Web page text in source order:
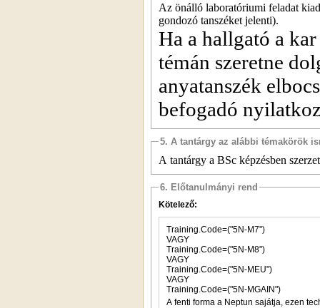
Az önálló laboratóriumi feladat
gondozó tanszéket jelenti).
Ha a hallgató a
témán szeretne
anyatanszék
befogadó
5. A tantárgy az alábbi témakörök
A tantárgy a BSc képzésben
6. Előtanulmányi rend
Kötelező:
Training.Code=("5N-M7")
VAGY
Training.Code=("5N-M8")
VAGY
Training.Code=("5N-MEU")
VAGY
Training.Code=("5N-MGAIN")
A fenti forma a Neptun sajátja, ezen